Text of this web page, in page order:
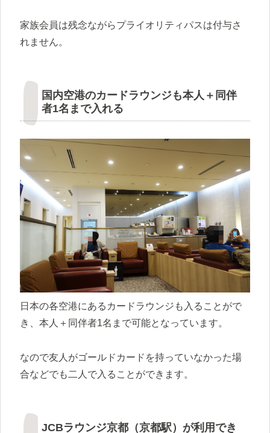
家族会員は残念ながらプライオリティパスは付与さ
れません。
国内空港のカードラウンジも本人＋同伴
者1名まで入れる
日本の各空港にあるカードラウンジも入ることがで
き、本人＋同伴者1名まで可能となっています。
なので友人がゴールドカードを持っていなかった場
合などでも二人で入ることができます。
JCBラウンジ京都（京都駅）が利用でき